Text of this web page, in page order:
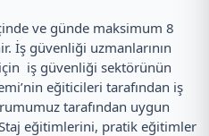
ve günde maksimum 8
İş güvenliği uzmanlarının
iş güvenliği sektörünün
eğiticileri tarafından iş
tarafından uygun
eğitimlerini, pratik eğitimler